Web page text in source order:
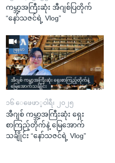
ကမ္ဘာ့အကြီးဆုံး အီဂျစ်ပြတိုက်
“နော်သဇင်ရဲ့ Vlog”
၁၆ ေဖေဖာ္၀ါရီ၊ ၂၀၂၅
အီဂျစ် ကမ္ဘာ့အကြီးဆုံး ရှေး
စာကြည့်တိုက်နဲ့ မြေအောက်
သင်္ချိုင်း “နော်သဇင်ရဲ့ Vlog”